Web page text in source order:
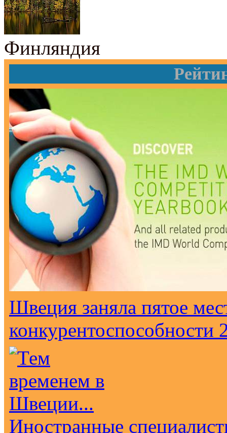
Финляндия
Швеция заняла пятое
конкурентоспособности
Иностранные